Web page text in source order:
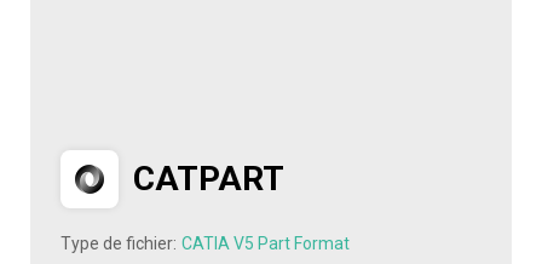
CATPART
Type de fichier: CATIA V5 Part Format